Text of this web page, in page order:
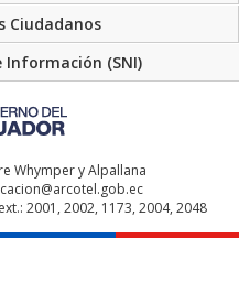
Ciudadanos
Información (SNI)
Whymper y Alpallana
2001, 2002, 1173, 2004, 2048